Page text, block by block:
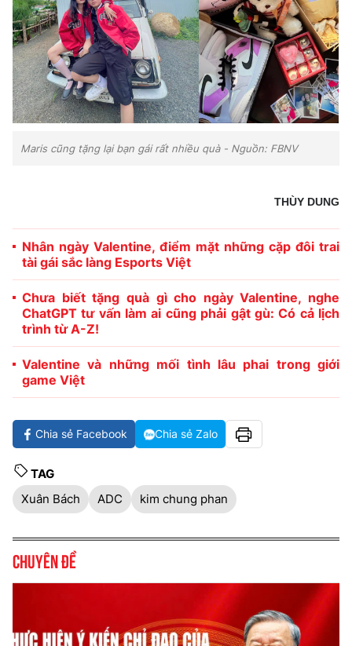
Maris cũng tặng lại bạn gái rất nhiều quà - Nguồn: FBNV
THÙY DUNG
Nhân ngày Valentine, điểm mặt những cặp đôi trai
tài gái sắc làng Esports Việt
Chưa biết tặng quà gì cho ngày Valentine, nghe
ChatGPT tư vấn làm ai cũng phải gật gù: Có cả lịch
trình từ A-Z!
Valentine và những mối tình lâu phai trong giới
game Việt
Chia sẻ Facebook Chia sẻ Zalo
TAG
Xuân Bách
ADC kim chung phan
Chuyên đề